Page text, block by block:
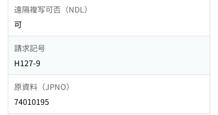
遠隔複写可否（NDL）
可
請求記号
H127-9
原資料（JPNO）
74010195